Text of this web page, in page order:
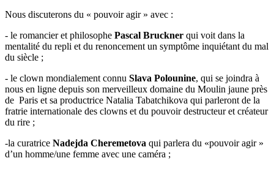
Nous discuterons du « pouvoir agir » avec :
- le romancier et philosophe Pascal Bruckner qui voit dans la
mentalité du repli et du renoncement un symptôme inquiétant du mal
du siècle ;
- le clown mondialement connu Slava Polounine, qui se joindra à
nous en ligne depuis son merveilleux domaine du Moulin jaune près
de Paris et sa productrice Natalia Tabatchikova qui parleront de la
fratrie internationale des clowns et du pouvoir destructeur et créateur
du rire ;
-la curatrice Nadejda Cheremetova qui parlera du «pouvoir agir »
d’un homme/une femme avec une caméra ;